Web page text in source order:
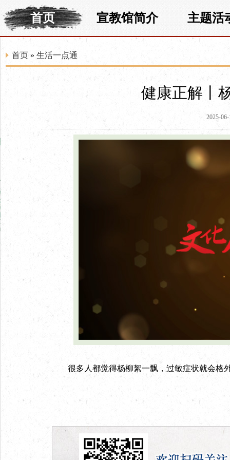
首页 宣教馆简介 主题活
首页 » 生活一点通
健康正解丨
2025-
很多人都觉得杨柳絮一飘，过敏症状就会格